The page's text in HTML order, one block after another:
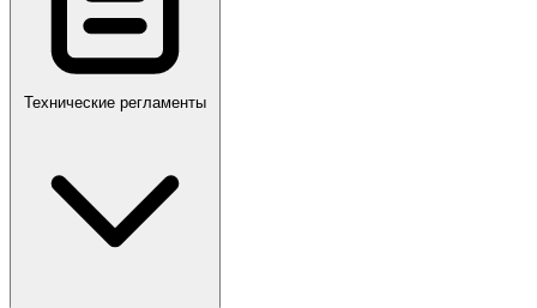
Технические регламенты